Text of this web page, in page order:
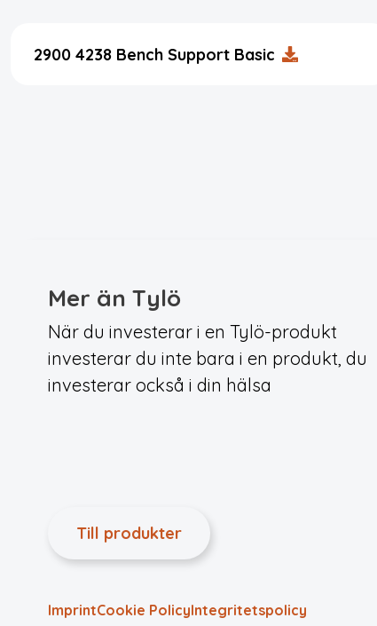
2900 4238 Bench Support Basic
Mer än Tylö
När du investerar i en Tylö-produkt
investerar du inte bara i en produkt, du
investerar också i din hälsa
Till produkter
ImprintCookie PolicyIntegritets­policy